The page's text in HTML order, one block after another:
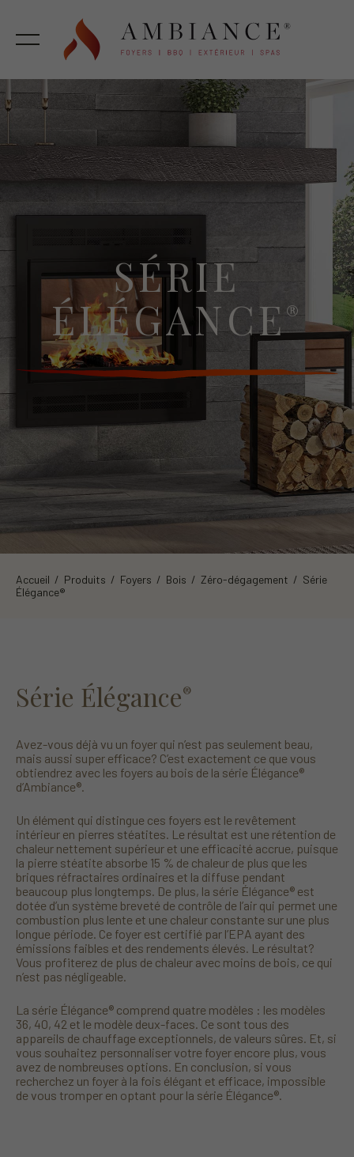
SÉRIE
ÉLÉGANCE®
Accueil / Produits / Foyers / Bois / Zéro-dégagement / Série
Élégance®
Série Élégance®
Avez-vous déjà vu un foyer qui n’est pas seulement beau,
mais aussi super efficace? C’est exactement ce que vous
obtiendrez avec les foyers au bois de la série Élégance®
d’Ambiance®.
Un élément qui distingue ces foyers est le revêtement
intérieur en pierres stéatites. Le résultat est une rétention de
chaleur nettement supérieur et une efficacité accrue, puisque
la pierre stéatite absorbe 15 % de chaleur de plus que les
briques réfractaires ordinaires et la diffuse pendant
beaucoup plus longtemps. De plus, la série Élégance® est
dotée d’un système breveté de contrôle de l’air qui permet une
combustion plus lente et une chaleur constante sur une plus
longue période. Ce foyer est certifié par l’EPA ayant des
émissions faibles et des rendements élevés. Le résultat?
Vous profiterez de plus de chaleur avec moins de bois, ce qui
n’est pas négligeable.
La série Élégance® comprend quatre modèles : les modèles
36, 40, 42 et le modèle deux-faces. Ce sont tous des
appareils de chauffage exceptionnels, de valeurs sûres. Et, si
vous souhaitez personnaliser votre foyer encore plus, vous
avez de nombreuses options. En conclusion, si vous
recherchez un foyer à la fois élégant et efficace, impossible
de vous tromper en optant pour la série Élégance®.